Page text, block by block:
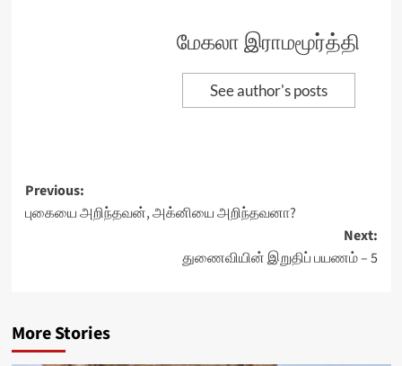
மேகலா இராமமூர்த்தி
See author's posts
Post
navigation
Previous:
புகையை அறிந்தவன், அக்னியை அறிந்தவனா?
Next:
துணைவியின் இறுதிப் பயணம் – 5
More Stories